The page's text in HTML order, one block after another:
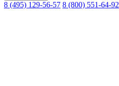
8 (495) 129-56-57 8 (800) 551-64-92